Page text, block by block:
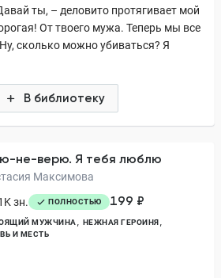
ты, – деловито протягивает мой
От твоего мужа. Теперь мы все
сколько можно убиваться? Я
В библиотеку
не-верю. Я тебя люблю
Максимова
зн.
ПОЛНОСТЬЮ 199 ₽
МУЖЧИНА
НЕЖНАЯ ГЕРОИНЯ
И МЕСТЬ